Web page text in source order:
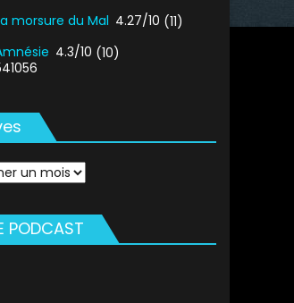
morsure du Mal 4.27/10 (11)
4.3/10 (10)
PODCAST